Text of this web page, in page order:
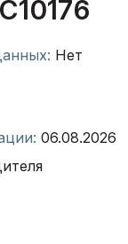
Нет
06.08.2026